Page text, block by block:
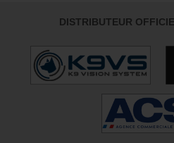
DISTRIBUTEUR